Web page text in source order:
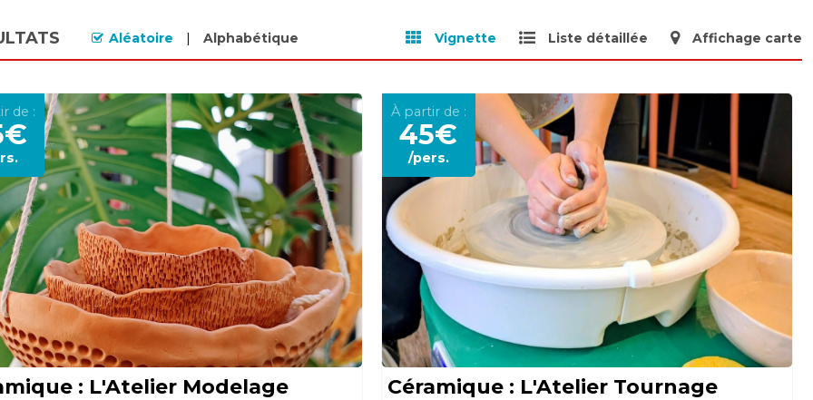
Vignette Liste détaillée Affichage carte
Aléatoire Alphabétique
: L'Atelier Modelage
de :
Céramique : L'Atelier Tournage
À partir de :
45€
/pers.